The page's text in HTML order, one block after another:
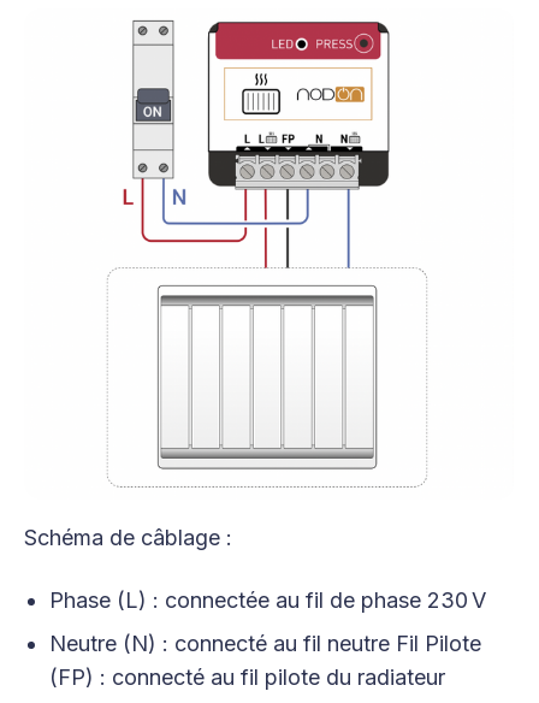
Schéma de câblage :
Phase (L) : connectée au fil de phase 230 V
Neutre (N) : connecté au fil neutre Fil Pilote
(FP) : connecté au fil pilote du radiateur